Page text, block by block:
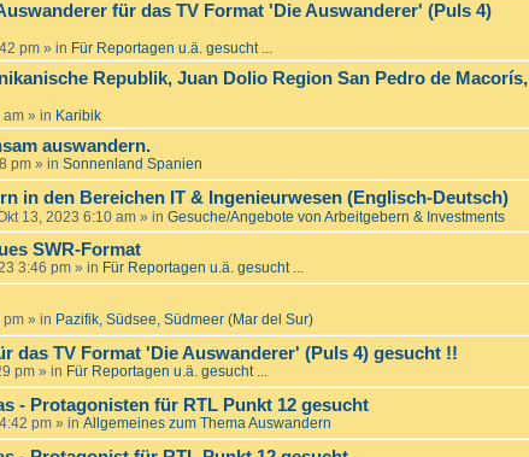
für das TV Format 'Die Auswanderer' (Puls 4)
pm » in Für Reportagen u.ä. gesucht ...
Republik, Juan Dolio Region San Pedro de Macorís,
am » in Karibik
auswandern.
pm » in Sonnenland Spanien
in den Bereichen IT & Ingenieurwesen (Englisch-Deutsch)
13, 2023 6:10 am » in Gesuche/Angebote von Arbeitgebern & Investments
SWR-Format
3:46 pm » in Für Reportagen u.ä. gesucht ...
pm » in Pazifik, Südsee, Südmeer (Mar del Sur)
das TV Format 'Die Auswanderer' (Puls 4) gesucht !!
pm » in Für Reportagen u.ä. gesucht ...
- Protagonisten für RTL Punkt 12 gesucht
pm » in Allgemeines zum Thema Auswandern